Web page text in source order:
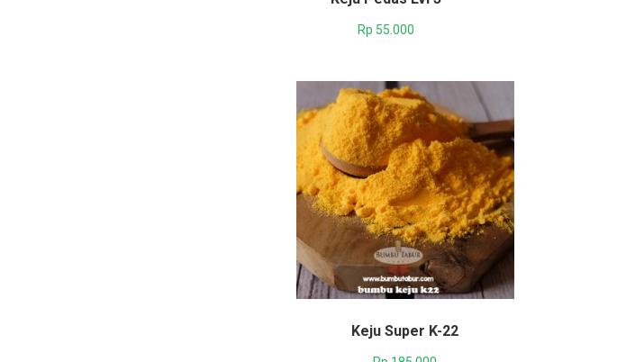
Rp 55.000
Keju Super K-22